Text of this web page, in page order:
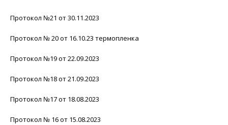
Протокол №21 от 30.11.2023
Протокол № 20 от 16.10.23 термопленка
Протокол №19 от 22.09.2023
Протокол №18 от 21.09.2023
Протокол №17 от 18.08.2023
Протокол № 16 от 15.08.2023